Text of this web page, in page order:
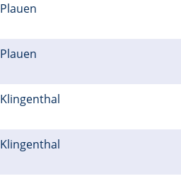
Plauen
Plauen
Klingenthal
Klingenthal